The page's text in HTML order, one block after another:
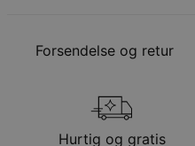
Kædetype
Vedhæng højde
Stenklarhed
Total karatvægt
Forsendelse og retur
forsendelsesmetode
Hurtig og gratis